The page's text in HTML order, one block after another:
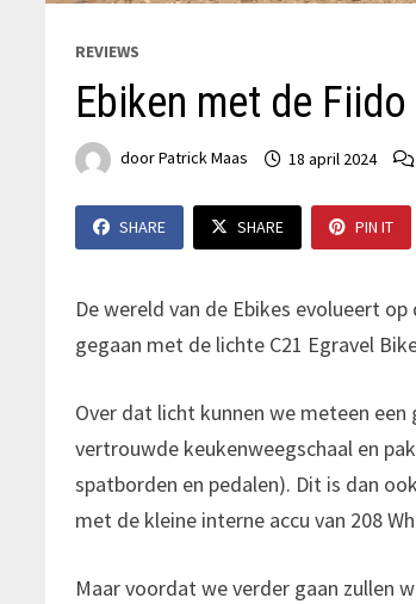
REVIEWS
Ebiken met de
doorPatrick Maas 18 april 2024
SHARE SHARE PIN IT
De wereld van de Ebikes evolueert
gegaan met de lichte C21 Egravel
Over dat licht kunnen we meteen
vertrouwde keukenweegschaal en
spatborden en pedalen). Dit is dan
met de kleine interne accu van 208
Maar voordat we verder gaan zullen